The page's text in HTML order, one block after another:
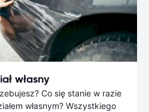
własny
Co się stanie w razie
własnym? Wszystkiego